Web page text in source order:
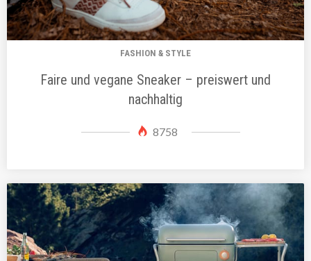
FASHION & STYLE
Faire und vegane Sneaker – preiswert und
nachhaltig
8758